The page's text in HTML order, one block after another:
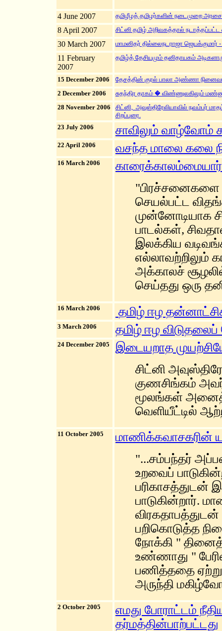
4 June 2007 தமிழீழத் தமிழர்களின் நடைமுறை
8 April 2007 சிட்னி தமிழ் அறிவகத்தால்
30 March 2007 மாமனிதர் தில்லைநடராஜா
11 February
2007
தமிழ்த் தேசியமும் தனிதாயகம்
15 December 2006
தேசத்தின் குரல் பாலா அண்ணா
2 December 2006
சுதந்திர தாகம் � விண்ணுலகிலும்
28 November 2006
சிட்னி, அவுஸ்திரேலியாவில் நவம்பர்
சிறப்புரை.
23 July 2006
சாவிலும் வாழ்வோம்
22 April 2006 வசந்த மாலை கலை
16 March 2006
"பிரச்சனைகளை
செயல்பட்ட
முன்னோடியாக
பாடல்கள்,
இலக்கிய
எல்லாவற்றிலும்
அக்காலச்
செய்தது ஒரு
16 March 2006 தமிழ் ஈழ
3 March 2006 தமிழ் ஈழ
24 December 2005
இடையறாத
சிட்னி
குணசிங்கம்
மூலங்கள்
வெளியீட்டில்
11 October 2005
மாணிக்கவாசகரின்
"...சம்பந்தர்
உறவைப்
பாடுகின்றார்.
பறிகொடுத்த
நோக்கி "
உண்ணாது "
பணித்ததை
அருந்தி
2 October 2005
எமது போராட்டம்
தர்மத்தின்பாற்பட்டது